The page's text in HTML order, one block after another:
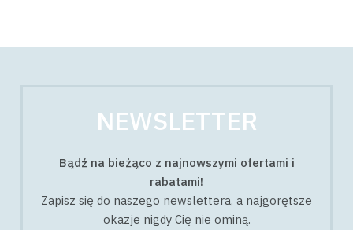
NEWSLETTER
Bądź na bieżąco z najnowszymi ofertami i
rabatami!
Zapisz się do naszego newslettera, a najgorętsze
okazje nigdy Cię nie ominą.